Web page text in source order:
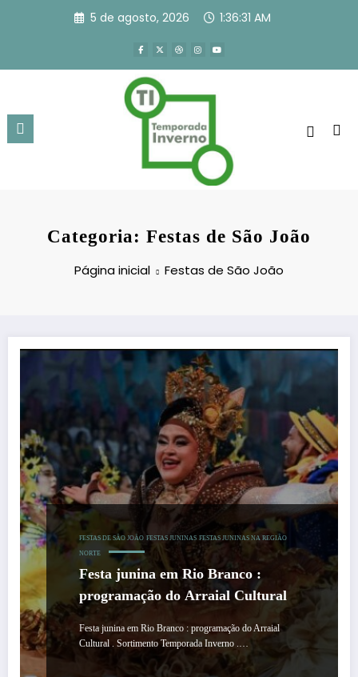
5 de agosto, 2026 1:36:32 AM
Categoria: Festas de São João
Página inicial Festas de São João
FESTAS DE SÃO JOÃO FESTAS JUNINAS FESTAS JUNINAS NA REGIÃO
NORTE
Festa junina em Rio Branco :
programação do Arraial Cultural
Festa junina em Rio Branco : programação do Arraial
Cultural . Sortimento Temporada Inverno .…